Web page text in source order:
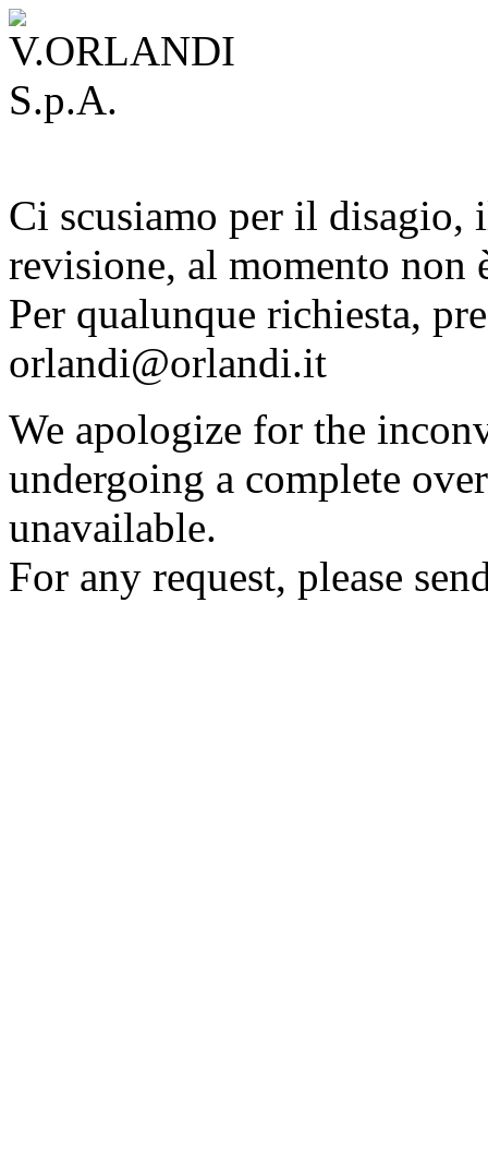
Ci scusiamo per il disagio,
revisione, al momento non
Per qualunque richiesta,
orlandi@orlandi.it
We apologize for the
undergoing a complete
unavailable.
For any request, please